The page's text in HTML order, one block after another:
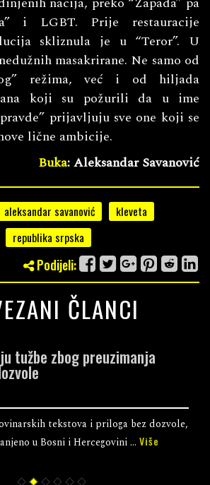
i LGBT. Prije restauracije
skliznula je u “Teror”. U
masakrirane. Ne samo od
režima, već i od hiljada
koji su požurili da u ime
prijavljuju sve one koji se
lične ambicije.
Buka: Aleksandar Savanović
aleksandar savanović
kleveta
republika srpska
Podijeli:
ČLANCI
tužbe zbog preuzimanja
tekstova i priloga bez dozvole,
u Bosni i Hercegovini ... Više